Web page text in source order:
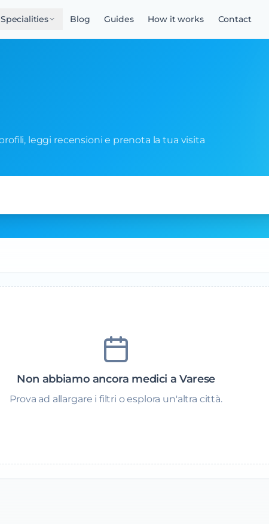
Specialities Blog Guides How it works Contact
leggi recensioni e prenota la tua visita
Non abbiamo ancora medici a Varese
Prova ad allargare i filtri o esplora un'altra città.